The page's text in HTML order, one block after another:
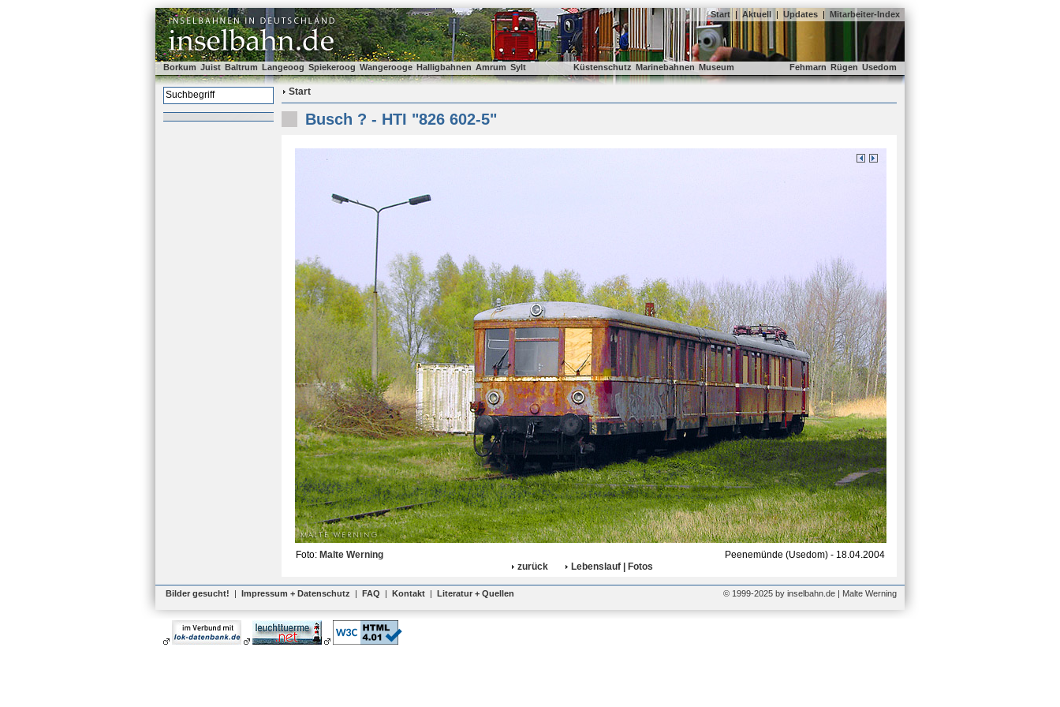
Start | Aktuell | Updates | Mitarbeiter-Index
Borkum Juist Baltrum Langeoog Spiekeroog Wangerooge Halligbahnen Amrum Sylt Küstenschutz Marinebahnen Museum Fehmarn Rügen Usedom
Start
Busch ? - HTI "826 602-5"
Foto: Malte Werning
Peenemünde (Usedom) - 18.04.2004
zurück
Lebenslauf | Fotos
Bilder gesucht! | Impressum + Datenschutz | FAQ | Kontakt | Literatur + Quellen © 1999-2025 by inselbahn.de | Malte Werning